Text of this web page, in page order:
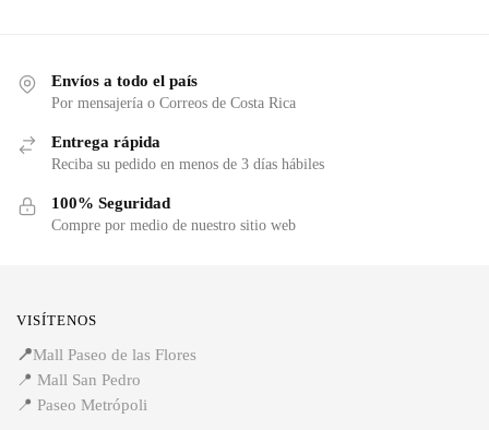
Envíos a todo el país
Por mensajería o Correos de Costa Rica
Entrega rápida
Reciba su pedido en menos de 3 días hábiles
100% Seguridad
Compre por medio de nuestro sitio web
VISÍTENOS
📍Mall Paseo de las Flores
📍 Mall San Pedro
📍 Paseo Metrópoli